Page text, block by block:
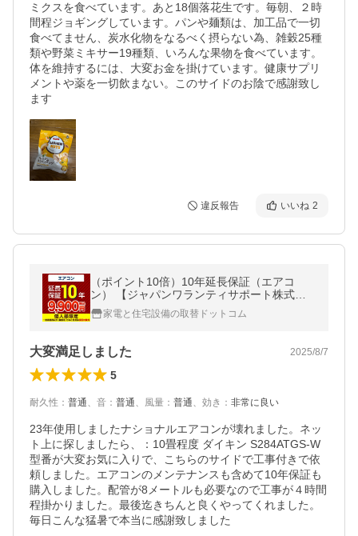
ミクスを食べています。あと18個落花生です。毎朝、２時
間程ジョギングしています。パンや麺類は、加工品で一切
食べてません、炭水化物をなるべく摂らない為、雑穀25種
類や野菜ミキサー19種類、いろんな果物を食べています。
体を維持するには、大変お金を掛けています。健康サプリ
メントや薬を一切飲まない。このサイドのお陰で感謝致し
ます
違反報告 いいね 2
（ポイント10倍）10年延長保証（エアコ
ン） 【ジャパンワランティサポート株式会
社】家電と住宅設備の取替ドットコム
大変満足しました 2025/8/7
5
耐久性 ： 普通、 音 ： 普通、 風量 ： 普通、 効き ： 非常に良い
23年使用しましたナショナルエアコンが壊れました。ネッ
ト上に探しましたら、：10畳程度 ダイキン S284ATGS-W
型番が大変お気に入りで、こちらのサイドで工事付きで依
頼しました。エアコンのメンテナンスも含めて10年保証も
購入しました。配管が8メートルも必要なので工事が４時間
程掛かりました。最後迄きちんと良くやってくれました。
毎日こんな猛暑で本当に感謝致しました